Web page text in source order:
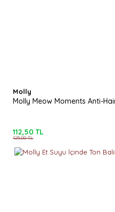
Molly
Molly Meow Moments Anti-
112,50 TL
125,00 TL